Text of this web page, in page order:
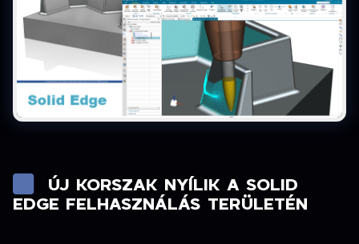
ÚJ KORSZAK NYÍLIK A SOLID
EDGE FELHASZNÁLÁS TERÜLETÉN